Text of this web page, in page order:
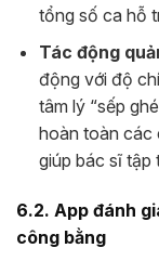
tổng số ca hỗ
Tác động
động với độ
tâm lý “sếp
hoàn toàn các
giúp bác sĩ tập
6.2. App đánh
công bằng